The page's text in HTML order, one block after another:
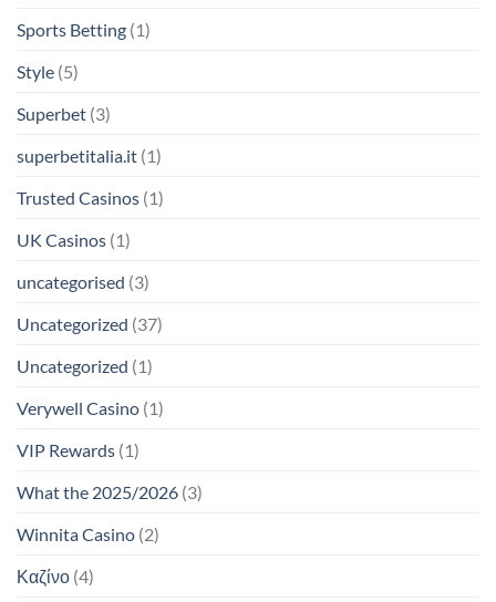
Sports Betting (1)
Style (5)
Superbet (3)
superbetitalia.it (1)
Trusted Casinos (1)
UK Casinos (1)
uncategorised (3)
Uncategorized (37)
Uncategorized (1)
Verywell Casino (1)
VIP Rewards (1)
What the 2025/2026 (3)
Winnita Casino (2)
Καζίνο (4)